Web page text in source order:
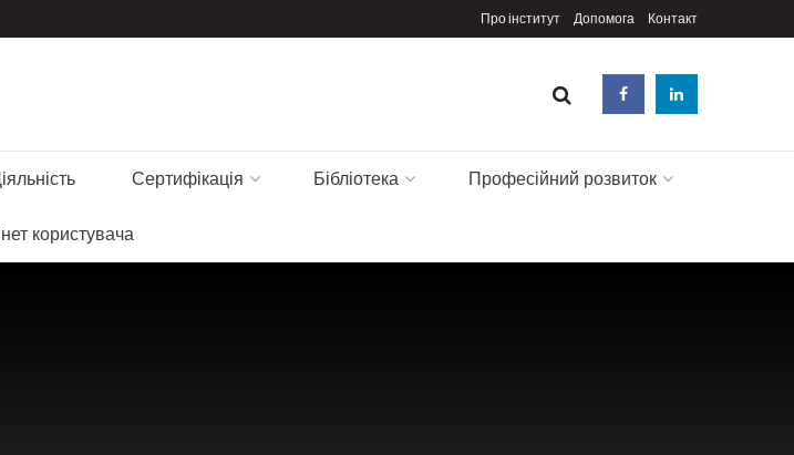
Про інститут Допомога Контакт
Сертифікація Бібліотека Професійний розвиток
користувача